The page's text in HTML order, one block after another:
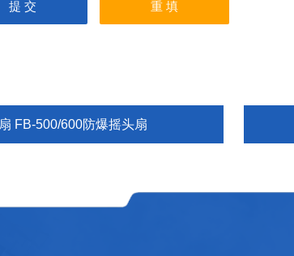
FB-500/600防爆摇头扇